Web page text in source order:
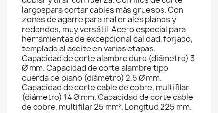
largospara cortar cables más gruesos. Con
zonas de agarre para materiales planos y
redondos, muy versátil. Acero especial para
herramientas de excepcional calidad, forjado,
templado al aceite en varias etapas.
Capacidad de corte alambre duro (diámetro) 3
Ø mm. Capacidad de corte alambre tipo
cuerda de piano (diámetro) 2,5 Ø mm.
Capacidad de corte cable de cobre, multifilar
(diámetro) 14 Ø mm. Capacidad de corte cable
de cobre, multifilar 25 mm². Longitud 225 mm.